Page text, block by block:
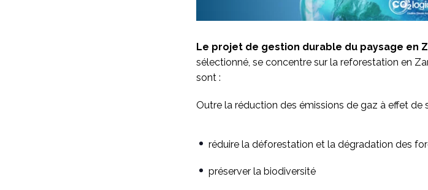
Le projet de gestion durable du paysage en
sélectionné, se concentre sur la reforestation en
sont :
Outre la réduction des émissions de gaz à effet
réduire la déforestation et la dégradation des
préserver la biodiversité